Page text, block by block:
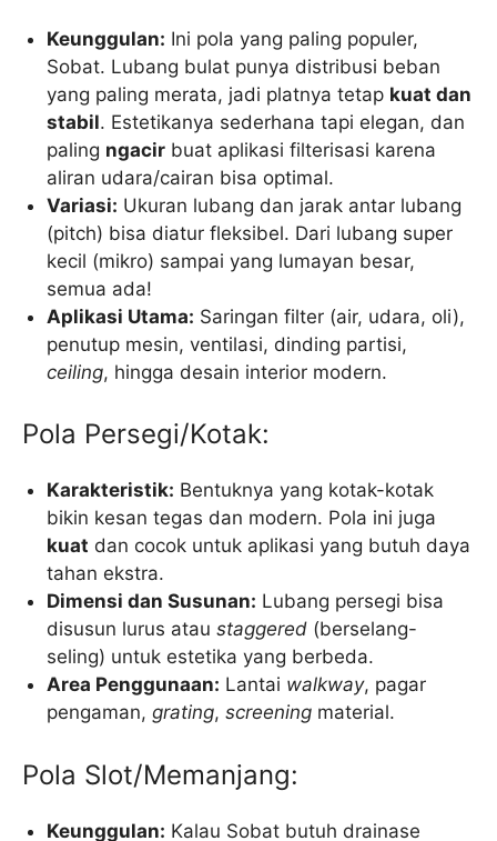
Keunggulan: Ini pola yang paling populer,
Sobat. Lubang bulat punya distribusi beban
yang paling merata, jadi platnya tetap kuat dan
stabil. Estetikanya sederhana tapi elegan, dan
paling ngacir buat aplikasi filterisasi karena
aliran udara/cairan bisa optimal.
Variasi: Ukuran lubang dan jarak antar lubang
(pitch) bisa diatur fleksibel. Dari lubang super
kecil (mikro) sampai yang lumayan besar,
semua ada!
Aplikasi Utama: Saringan filter (air, udara, oli),
penutup mesin, ventilasi, dinding partisi,
ceiling, hingga desain interior modern.
Pola Persegi/Kotak:
Karakteristik: Bentuknya yang kotak-kotak
bikin kesan tegas dan modern. Pola ini juga
kuat dan cocok untuk aplikasi yang butuh daya
tahan ekstra.
Dimensi dan Susunan: Lubang persegi bisa
disusun lurus ataustaggered (berselang-
seling) untuk estetika yang berbeda.
Area Penggunaan: Lantai walkway, pagar
pengaman,grating,screening material.
Pola Slot/Memanjang:
Keunggulan: Kalau Sobat butuh drainase